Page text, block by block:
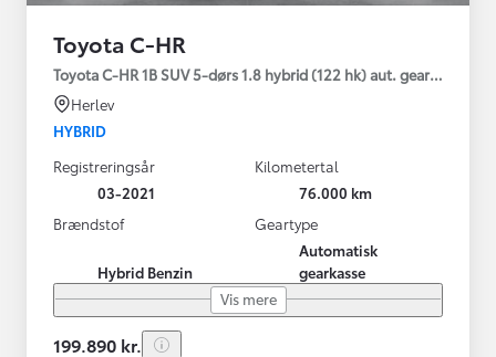
Toyota C-HR
Toyota C-HR 1B SUV 5-dørs 1.8 hybrid (122 hk) aut. gear C-LUB -
Herlev
HYBRID
Registreringsår
03-2021
Kilometertal
76.000 km
Brændstof
Hybrid Benzin
Geartype
Automatisk
gearkasse
Vis mere
199.890 kr.